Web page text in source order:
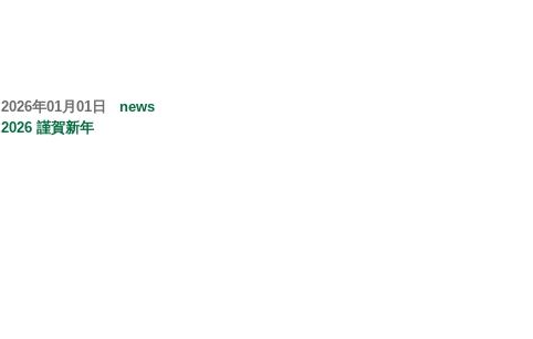
2026年01月01日 news
2026 謹賀新年